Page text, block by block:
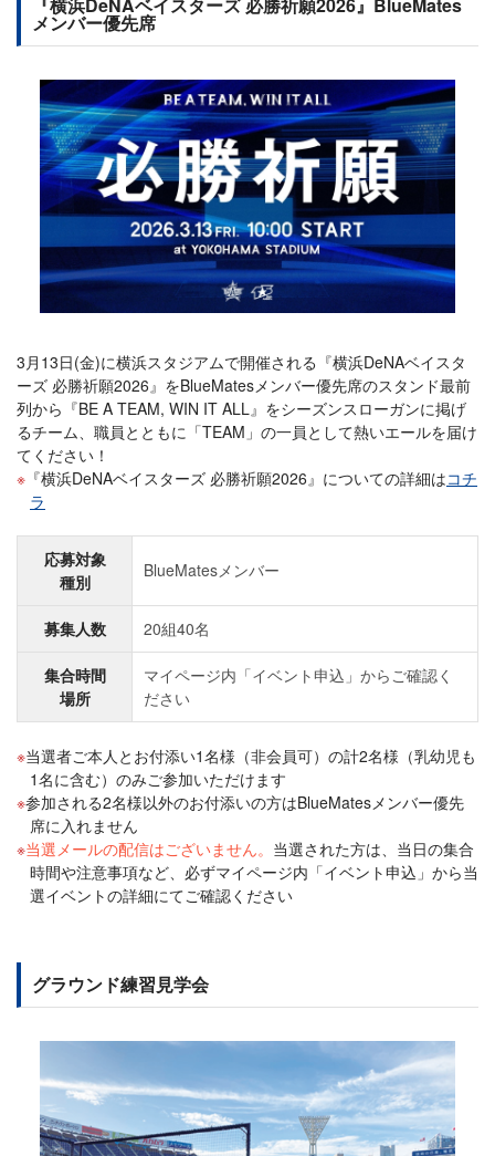
メンバー優先席
3月13日(金)に横浜スタジアムで開催される『横浜DeNAベイスタ
ーズ 必勝祈願2026』をBlueMatesメンバー優先席のスタンド最前
列から『BE A TEAM, WIN IT ALL』をシーズンスローガンに掲げ
るチーム、職員とともに「TEAM」の一員として熱いエールを届け
てください！
『横浜DeNAベイスターズ 必勝祈願2026』についての詳細はコチ
ラ
応募対象
種別
BlueMatesメンバー
募集人数 20組40名
集合時間
場所
マイページ内「イベント申込」からご確認く
ださい
当選者ご本人とお付添い1名様（非会員可）の計2名様（乳幼児も
1名に含む）のみご参加いただけます
参加される2名様以外のお付添いの方はBlueMatesメンバー優先
席に入れません
当選メールの配信はございません。 当選された方は、当日の集合
時間や注意事項など、必ずマイページ内「イベント申込」から当
選イベントの詳細にてご確認ください
グラウンド練習見学会